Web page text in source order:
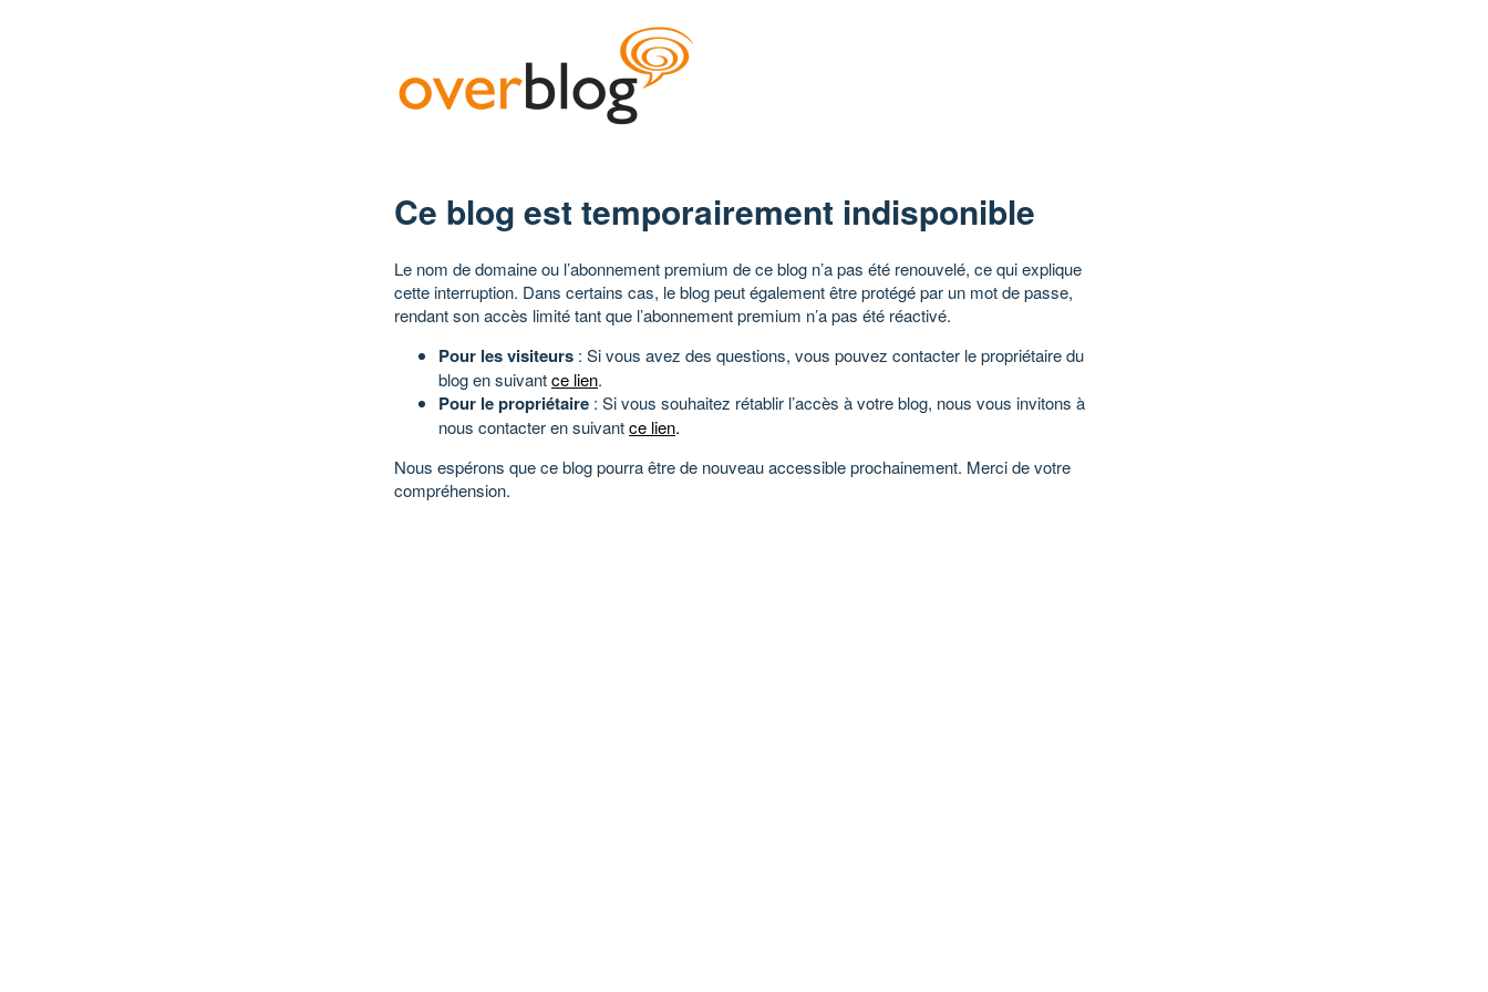
Ce blog est temporairement indisponible
Le nom de domaine ou l’abonnement premium de ce blog n’a pas été renouvelé, ce qui explique
cette interruption. Dans certains cas, le blog peut également être protégé par un mot de passe,
rendant son accès limité tant que l’abonnement premium n’a pas été réactivé.
Pour les visiteurs : Si vous avez des questions, vous pouvez contacter le propriétaire du
blog en suivantce lien.
Pour le propriétaire : Si vous souhaitez rétablir l’accès à votre blog, nous vous invitons à
nous contacter en suivantce lien.
Nous espérons que ce blog pourra être de nouveau accessible prochainement. Merci de votre
compréhension.